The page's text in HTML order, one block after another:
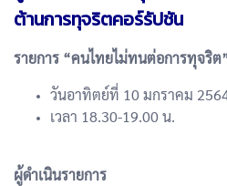
ต้านการทุจริตคอร์รัปชัน
รายการ “คนไทยไม่ทนต่อการทุจริต
วันอาทิตย์ที่ 10 มกราคม
เวลา 18.30-19.00 น.
ผู้ดำเนินรายการ